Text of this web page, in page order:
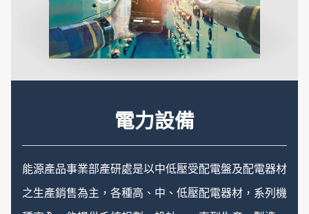
低壓開關
電力設備
能源產品事業部產研處是以中低壓受配電盤及配電器材
之生產銷售為主，各種高、中、低壓配電器材，系列機
發電機組
東元柴油引擎發電機，性能優越，構造堅實，可長期連
續使用，引擎部分採用歐、美、日、韓名牌引擎，發電
高壓開關